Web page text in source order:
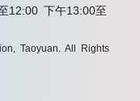
12:00 下午13:00至
Taoyuan. All Rights